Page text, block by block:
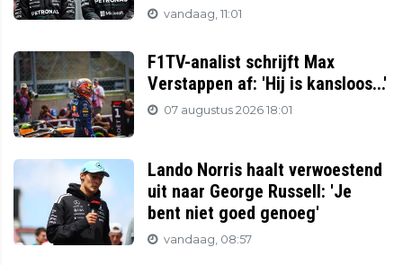
vandaag, 11:01
F1TV-analist schrijft Max
Verstappen af: 'Hij is kansloos...'
07 augustus 2026 18:01
Lando Norris haalt verwoestend
uit naar George Russell: 'Je
bent niet goed genoeg'
vandaag, 08:57